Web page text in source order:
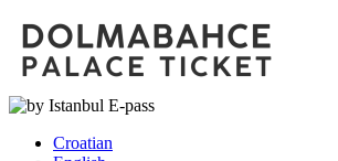
Croatian